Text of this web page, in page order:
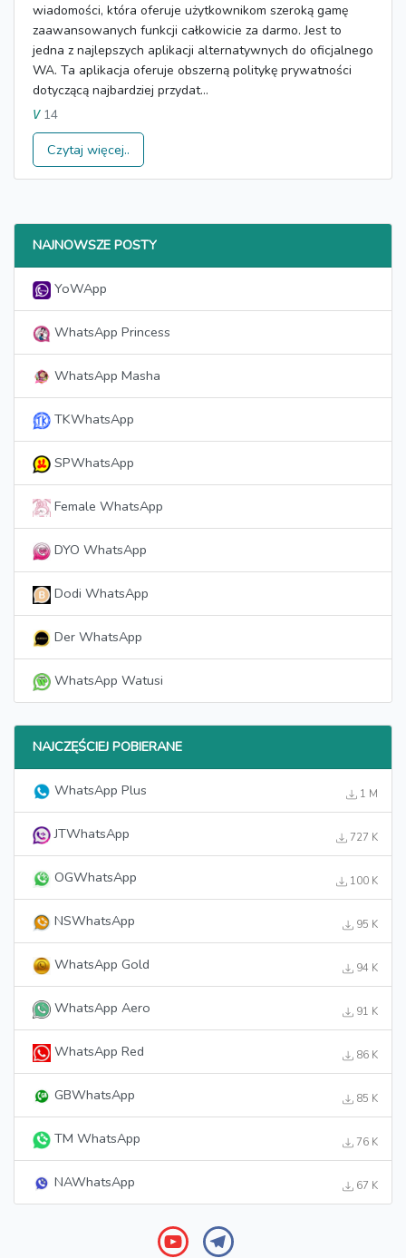
wiadomości, która oferuje użytkownikom szeroką gamę
zaawansowanych funkcji całkowicie za darmo. Jest to
jedna z najlepszych aplikacji alternatywnych do oficjalnego
WA. Ta aplikacja oferuje obszerną politykę prywatności
dotyczącą najbardziej przydat...
V14
Czytaj więcej..
NAJNOWSZE POSTY
YoWApp
WhatsApp Princess
WhatsApp Masha
TKWhatsApp
SPWhatsApp
Female WhatsApp
DYO WhatsApp
Dodi WhatsApp
Der WhatsApp
WhatsApp Watusi
NAJCZĘŚCIEJ POBIERANE
WhatsApp Plus 1 M
JTWhatsApp 727 K
OGWhatsApp 100 K
NSWhatsApp 95 K
WhatsApp Gold 94 K
WhatsApp Aero 91 K
WhatsApp Red 86 K
GBWhatsApp 85 K
TM WhatsApp 76 K
NAWhatsApp 67 K